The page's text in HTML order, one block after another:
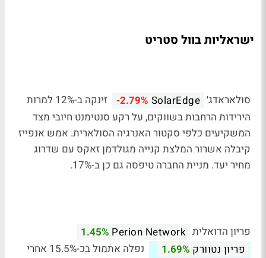
ישראליות בוול סטריט
סולאראדג׳ SolarEdge
-2.79%
זינקה ב-12% למרות
הירידות הרחבות בשווקים, על רקע סנטימנט חיובי מצד
המשקיעים כלפי סקטור האנרגיה הסולארית. אמש אנפייז
קיבלה אשרור המלצת קנייה מגולדמן זאקס עם שדרוג
מחיר יעד. מניית החברה טיפסה גם כן ב-17%.
פריון הדואלית Perion Network
1.45%
פריון נטוורק 1.69%
נפלה אתמול בכ-15.5% אחרי